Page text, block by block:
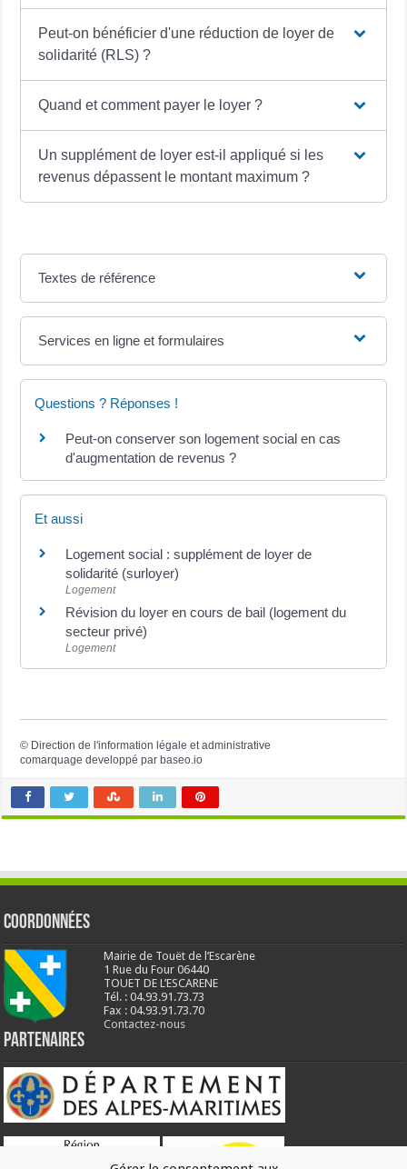
Peut-on bénéficier d'une réduction de loyer de
solidarité (RLS) ?
Quand et comment payer le loyer ?
Un supplément de loyer est-il appliqué si les
revenus dépassent le montant maximum ?
Textes de référence
Services en ligne et formulaires
Questions ? Réponses !
Peut-on conserver son logement social en cas
d'augmentation de revenus ?
Et aussi
Logement social : supplément de loyer de
solidarité (surloyer)
Logement
Révision du loyer en cours de bail (logement du
secteur privé)
Logement
© Direction de l'information légale et administrative
comarquage developpé par baseo.io
Coordonnées
Mairie de Touët de l’Escarène
1 Rue du Four 06440
TOUET DE L’ESCARENE
Tél. : 04.93.91.73.73
Fax : 04.93.91.73.70
Contactez-nous
Partenaires